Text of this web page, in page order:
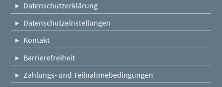
Datenschutzerklärung
Datenschutzeinstellungen
Kontakt
Barrierefreiheit
Zahlungs- und Teilnahmebedingungen